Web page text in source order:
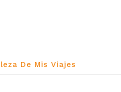
De Mis Viajes